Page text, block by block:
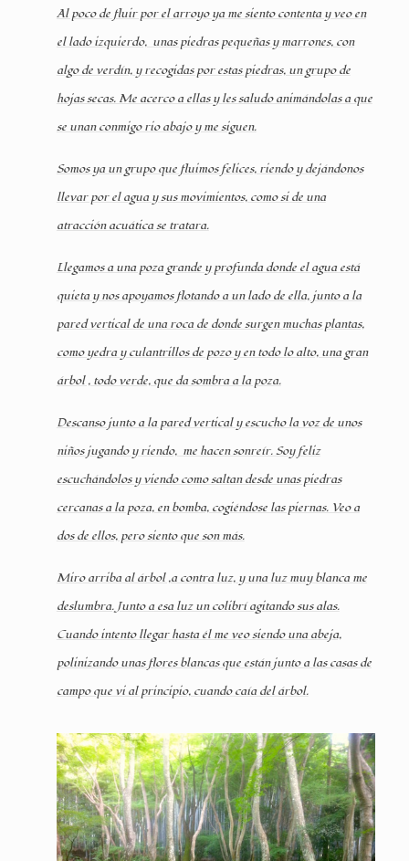
Al poco de fluir por el arroyo ya me siento contenta y veo en
el lado izquierdo, unas piedras pequeñas y marrones, con
algo de verdín, y recogidas por estas piedras, un grupo de
hojas secas. Me acerco a ellas y les saludo animándolas a que
se unan conmigo rio abajo y me siguen.
Somos ya un grupo que fluimos felices, riendo y dejándonos
llevar por el agua y sus movimientos, como si de una
atracción acuática se tratara.
Llegamos a una poza grande y profunda donde el agua está
quieta y nos apoyamos flotando a un lado de ella, junto a la
pared vertical de una roca de donde surgen muchas plantas,
como yedra y culantrillos de pozo y en todo lo alto, una gran
árbol , todo verde, que da sombra a la poza.
Descanso junto a la pared vertical y escucho la voz de unos
niños jugando y riendo, me hacen sonreír. Soy feliz
escuchándolos y viendo como saltan desde unas piedras
cercanas a la poza, en bomba, cogiéndose las piernas. Veo a
dos de ellos, pero siento que son más.
Miro arriba al árbol ,a contra luz, y una luz muy blanca me
deslumbra. Junto a esa luz un colibrí agitando sus alas.
Cuando intento llegar hasta él me veo siendo una abeja,
polinizando unas flores blancas que están junto a las casas de
campo que vi al principio, cuando caía del árbol.